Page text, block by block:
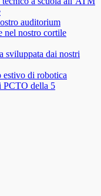
auditorium
nel nostro cortile
sviluppata dai nostri
estivo di robotica
PCTO della 5